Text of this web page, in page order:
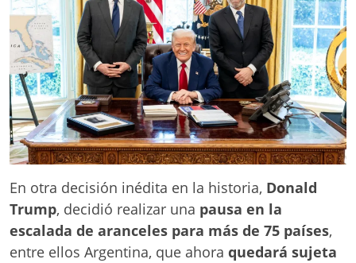
En otra decisión inédita en la historia, Donald
Trump, decidió realizar una pausa en la
escalada de aranceles para más de 75 países,
entre ellos Argentina, que ahora quedará sujeta